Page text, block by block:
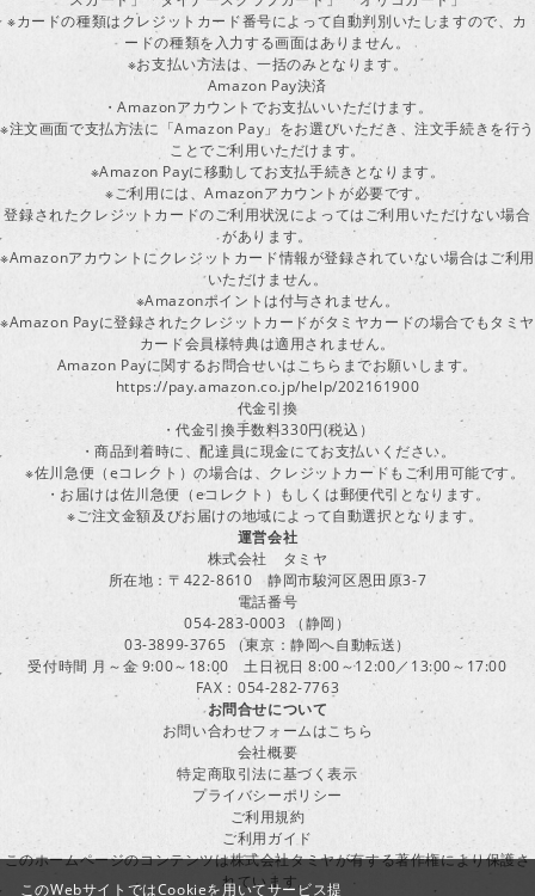
※カードの種類はクレジットカード番号によって自動判別いたしますので、カ
ードの種類を入力する画面はありません。
※お支払い方法は、一括のみとなります。
Amazon Pay決済
・Amazonアカウントでお支払いいただけます。
※注文画面で支払方法に「Amazon Pay」をお選びいただき、注文手続きを行う
ことでご利用いただけます。
※Amazon Payに移動してお支払手続きとなります。
※ご利用には、Amazonアカウントが必要です。
登録されたクレジットカードのご利用状況によってはご利用いただけない場合
があります。
※Amazonアカウントにクレジットカード情報が登録されていない場合はご利用
いただけません。
※Amazonポイントは付与されません。
※Amazon Payに登録されたクレジットカードがタミヤカードの場合でもタミヤ
カード会員様特典は適用されません。
Amazon Payに関するお問合せいはこちらまでお願いします。
https://pay.amazon.co.jp/help/202161900
代金引換
・代金引換手数料330円(税込）
・商品到着時に、配達員に現金にてお支払いください。
※佐川急便（eコレクト）の場合は、クレジットカードもご利用可能です。
・お届けは佐川急便（eコレクト）もしくは郵便代引となります。
※ご注文金額及びお届けの地域によって自動選択となります。
運営会社
株式会社 タミヤ
所在地：〒422-8610 静岡市駿河区恩田原3-7
電話番号
054-283-0003 （静岡）
03-3899-3765 （東京：静岡へ自動転送）
受付時間 月～金 9:00～18:00 土日祝日 8:00～12:00／13:00～17:00
FAX：054-282-7763
お問合せについて
お問い合わせフォームはこちら
会社概要
特定商取引法に基づく表示
プライバシーポリシー
ご利用規約
ご利用ガイド
このホームページのコンテンツは株式会社タミヤが有する著作権により保護さ
れています。
このWebサイトではCookieを用いてサービス提